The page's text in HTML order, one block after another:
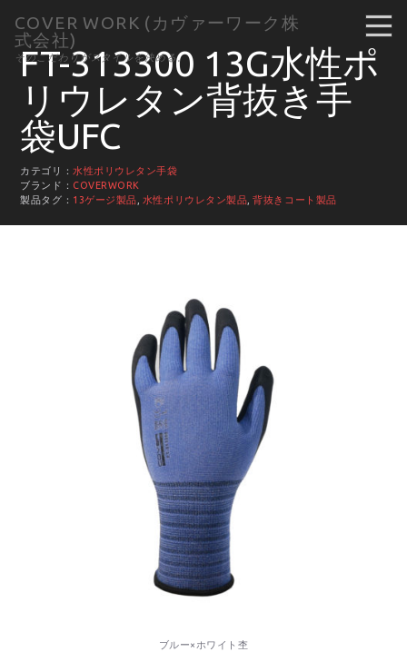
COVER WORK (カヴァーワーク株
式会社)
そのこだわりがスタイルを決める。
FT-313300 13G水性ポ
リウレタン背抜き手
袋UFC
カテゴリ：水性ポリウレタン手袋
ブランド： COVERWORK
製品タグ： 13ゲージ製品 水性ポリウレタン製品 ,背抜きコート製品
ブルー×ホワイト杢